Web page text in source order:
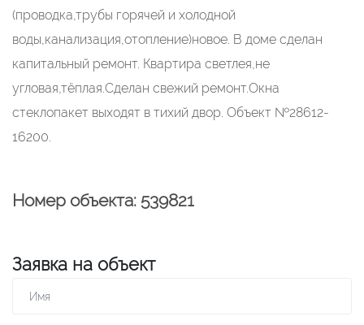
(проводка,трубы горячей и холодной
воды,канализация,отопление)новое. В доме сделан
капитальный ремонт. Квартира светлея,не
угловая,тёплая.Сделан свежий ремонт.Окна
стеклопакет выходят в тихий двор. Объект №28612-
16200.
Номер объекта: 539821
Заявка на объект